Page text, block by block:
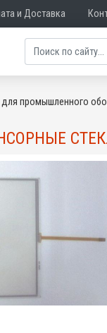
и Доставка
промышленного